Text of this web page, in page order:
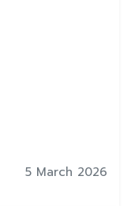
5 March 2026